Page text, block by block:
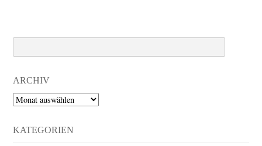
ARCHIV
Archiv
KATEGORIEN